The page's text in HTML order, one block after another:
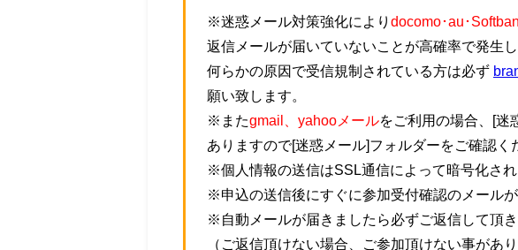
※迷惑メール対策強化により docomo･au･
返信メールが届いていないことが高確率で発生し
何らかの原因で受信規制されている方は必ず
願い致します。
※またgmail、yahooメールをご利用の場合、[迷
ありますので[迷惑メール]フォルダーをご確認く
※個人情報の送信はSSL通信によって暗号化さ
※申込の送信後にすぐに参加受付確認のメールが
※自動メールが届きましたら必ずご返信して頂
（ご返信頂けない場合、ご参加頂けない事があり